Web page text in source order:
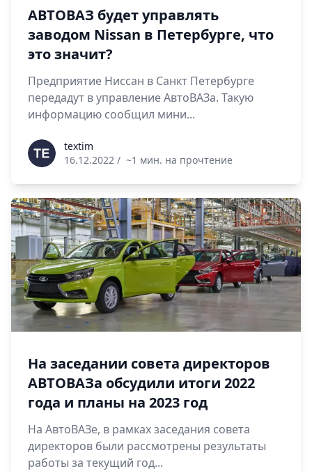
АВТОВАЗ будет управлять
заводом Nissan в Петербурге, что
это значит?
Предприятие Ниссан в Санкт Петербурге
передадут в управление АвтоВАЗа. Такую
информацию сообщил мини...
textim
textim
16.12.2022 / ~1 мин. на прочтение
На заседании совета директоров
АВТОВАЗа обсудили итоги 2022
года и планы на 2023 год
На АвтоВАЗе, в рамках заседания совета
директоров были рассмотрены результаты
работы за текущий год...